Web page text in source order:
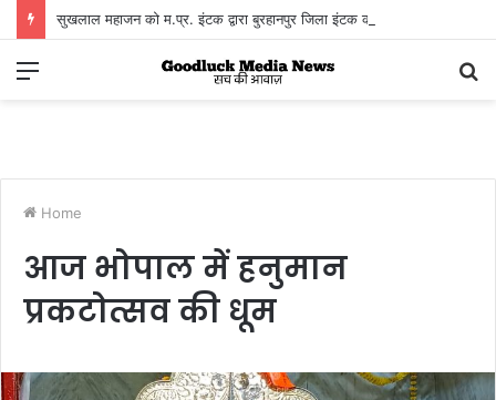
Menu
Home
आज भोपाल में हनुमान
प्रकटोत्सव की धूम